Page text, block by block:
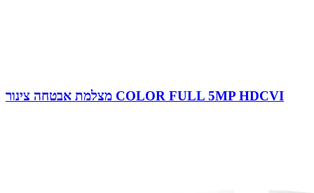
מצלמת אבטחה צינור COLOR FULL 5MP HDCVI